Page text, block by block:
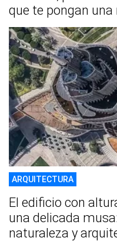
que te pongan
ARQUITECTURA
El edificio con
una delicada
naturaleza y